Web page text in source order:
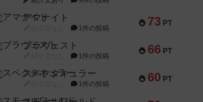
73 PT
アマナイト
1件の投稿
66 PT
ブラヴェスト
1件の投稿
60 PT
スペクタキュラー
1件の投稿